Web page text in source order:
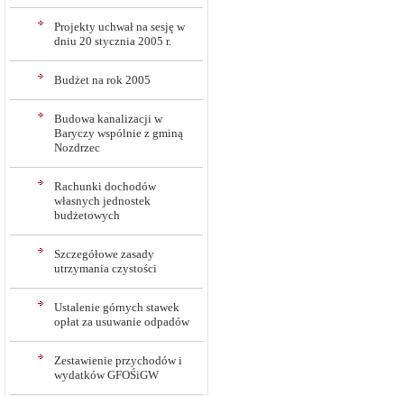
Projekty uchwał na sesję w
dniu 20 stycznia 2005 r.
Budżet na rok 2005
Budowa kanalizacji w
Baryczy wspólnie z gminą
Nozdrzec
Rachunki dochodów
własnych jednostek
budżetowych
Szczegółowe zasady
utrzymania czystości
Ustalenie górnych stawek
opłat za usuwanie odpadów
Zestawienie przychodów i
wydatków GFOŚiGW